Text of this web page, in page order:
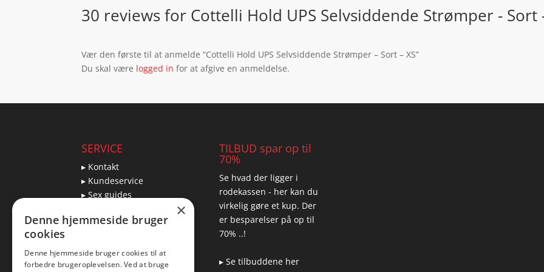
30 reviews for Cottelli Hold UPS Selvsiddende Strømper - Sort
Vær den første til at anmelde “Cottelli Hold UPS Selvsiddende Strømper – Sort – XS”
Du skal være logged in for at afgive en anmeldelse.
SERVICE
▸ Kontakt
▸ Kundeservice
▸ Sex guides
▸ Returnering
TILBUD spar op til
70%
Se hvad der ligger i
rodekassen - her kan du
virkelig gøre et kup. Der
er besparelser på op til
70% ..!
▸ Se tilbuddene her
×
Denne hjemmeside bruger
cookies
Denne hjemmeside bruger cookies til at
forbedre brugeroplevelsen. Ved at bruge